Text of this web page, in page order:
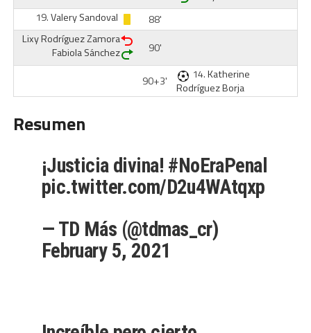
19.Valery Sandoval
88'
Lixy Rodríguez Zamora
Fabiola Sánchez
90'
90+3' 14.Katherine
Rodríguez Borja
Resumen
¡Justicia divina! #NoEraPenal
pic.twitter.com/D2u4WAtqxp
— TD Más (@tdmas_cr)
February 5, 2021